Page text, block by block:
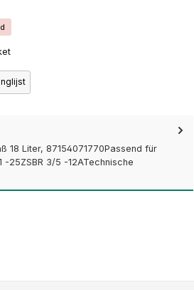
18 Liter, 87154071770Passend für
-25ZSBR 3/5 -12ATechnische